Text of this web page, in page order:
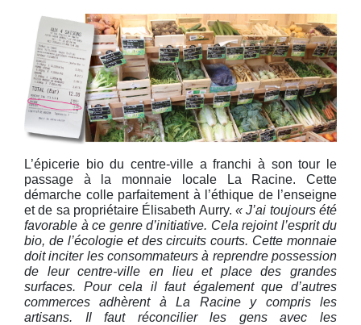
L’épicerie bio du centre-ville a franchi à son tour le
passage à la monnaie locale La Racine. Cette
démarche colle parfaitement à l’éthique de l’enseigne
et de sa propriétaire Élisabeth Aurry. « J’ai toujours été
favorable à ce genre d’initiative. Cela rejoint l’esprit du
bio, de l’écologie et des circuits courts. Cette monnaie
doit inciter les consommateurs à reprendre possession
de leur centre-ville en lieu et place des grandes
surfaces. Pour cela il faut également que d’autres
commerces adhèrent à La Racine y compris les
artisans. Il faut réconcilier les gens avec les